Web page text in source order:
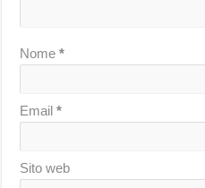
Nome*
Email*
Sito web